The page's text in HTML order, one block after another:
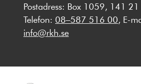
Postadress: Box 1059, 141
Telefon: 08–587 516 00, E-
info@rkh.se